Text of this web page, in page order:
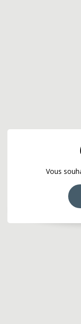
Vous